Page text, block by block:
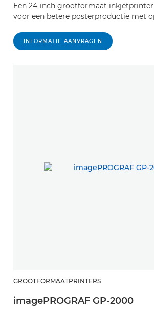
Een 24-inch grootformaat
voor een betere posterproductie met
INFORMATIE AANVRAGEN
GROOTFORMAATPRINTERS
imagePROGRAF GP-2000